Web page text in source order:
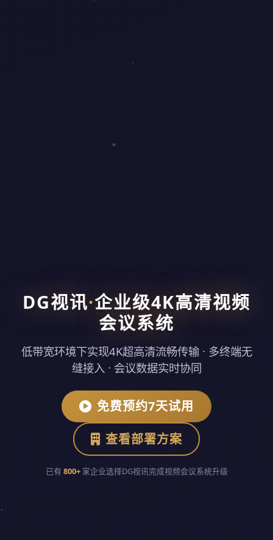
DG视讯·企业级4K高清视频
会议系统
低带宽环境下实现4K超高清流畅传输 · 多终端无
缝接入 · 会议数据实时协同
免费预约7天试用
查看部署方案
已有 800+家企业选择DG视讯完成视频会议系统升级